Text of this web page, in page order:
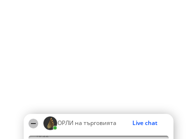
ОРЛИ на търговията Live chat
18:22